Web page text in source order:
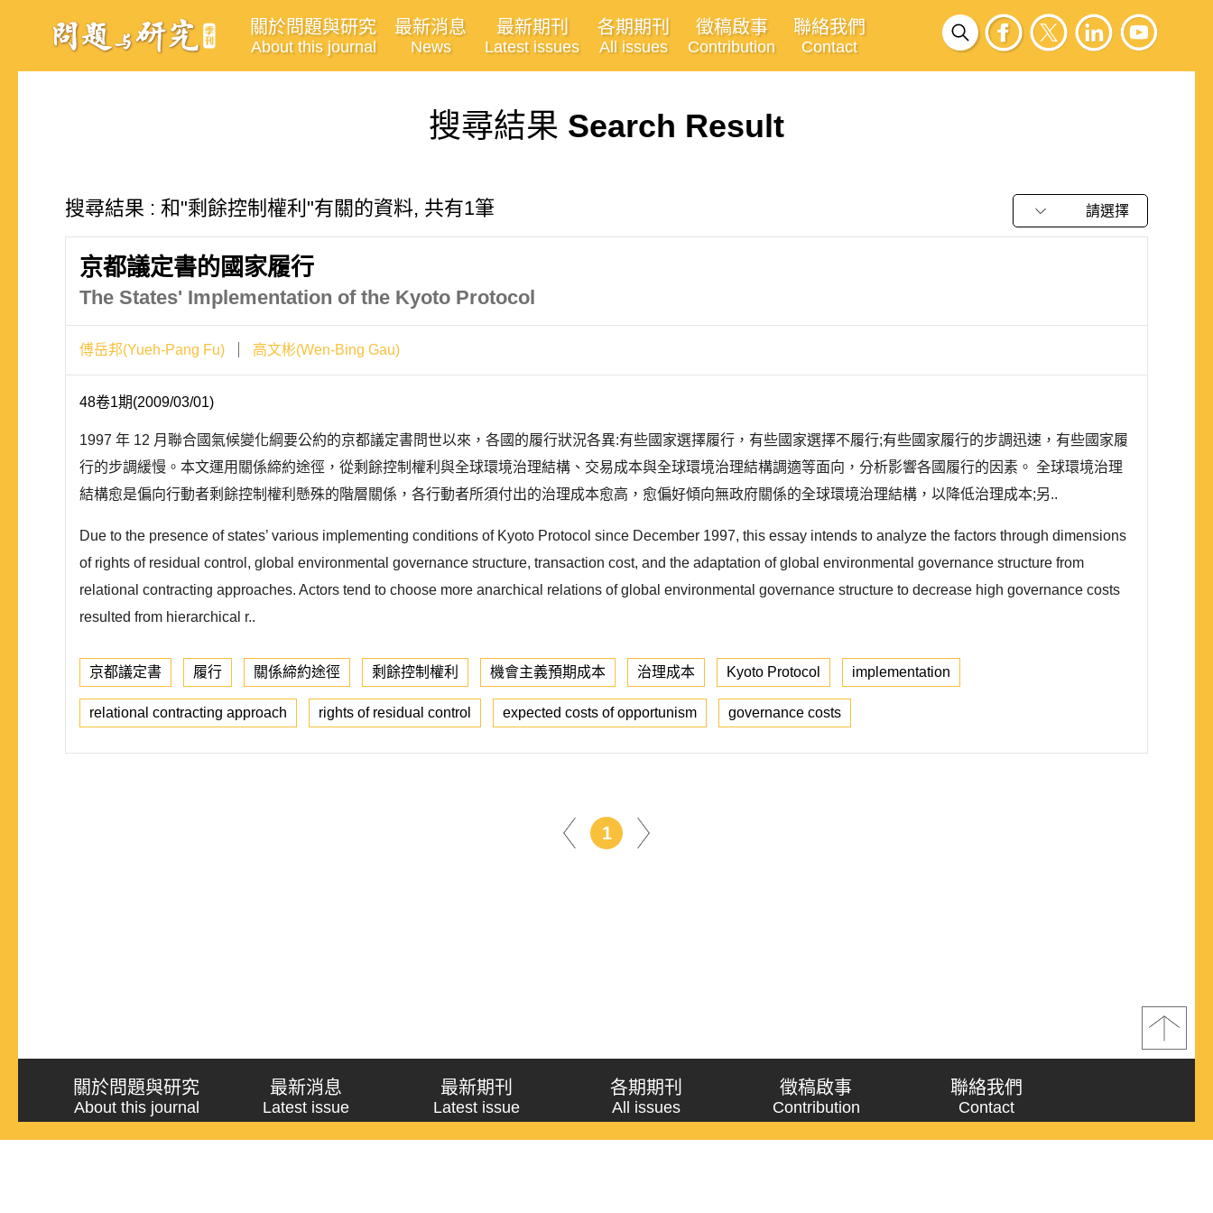
關於問題與研究
About this journal
最新消息
News
最新期刊
Latest issues
各期期刊
All issues
徵稿啟事
Contribution
聯絡我們
Contact
搜尋結果 Search Result
搜尋結果 : 和"剩餘控制權利"有關的資料, 共有1筆 請選擇
京都議定書的國家履行
The States' Implementation of the Kyoto Protocol
傅岳邦(Yueh-Pang Fu) 高文彬(Wen-Bing Gau)
48卷1期(2009/03/01)
1997 年 12 月聯合國氣候變化綱要公約的京都議定書問世以來，各國的履行狀況各異:有些國家選擇履行，有些國家選擇不履行;有些國家履行的步調迅速，有些國家履
行的步調緩慢。本文運用關係締約途徑，從剩餘控制權利與全球環境治理結構、交易成本與全球環境治理結構調適等面向，分析影響各國履行的因素。 全球環境治理
結構愈是偏向行動者剩餘控制權利懸殊的階層關係，各行動者所須付出的治理成本愈高，愈偏好傾向無政府關係的全球環境治理結構，以降低治理成本;另..
Due to the presence of states’ various implementing conditions of Kyoto Protocol since December 1997, this essay intends to analyze the factors through dimensions
of rights of residual control, global environmental governance structure, transaction cost, and the adaptation of global environmental governance structure from
relational contracting approaches. Actors tend to choose more anarchical relations of global environmental governance structure to decrease high governance costs
resulted from hierarchical r..
京都議定書 履行 關係締約途徑 剩餘控制權利 機會主義預期成本 治理成本 Kyoto Protocol implementation
relational contracting approach rights of residual control expected costs of opportunism governance costs
1
關於問題與研究
About this journal
最新消息
Latest issue
最新期刊
Latest issue
各期期刊
All issues
徵稿啟事
Contribution
聯絡我們
Contact